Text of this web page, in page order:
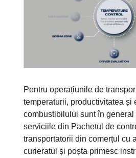
Pentru operațiunile de
temperaturii, productivitatea și
combustibilului sunt în general
serviciile din Pachetul de
transportatorii din comerțul cu
curieratul și poșta primesc